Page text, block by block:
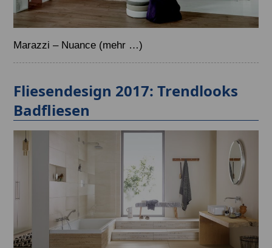
Marazzi – Nuance (mehr …)
Fliesendesign 2017: Trendlooks
Badfliesen